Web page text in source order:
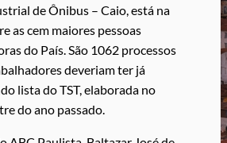
de Ônibus – Caio, está na
as cem maiores pessoas
do País. São 1062 processos
deveriam ter já
lista do TST, elaborada no
do ano passado.